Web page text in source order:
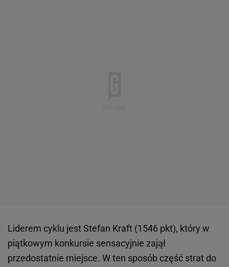
Liderem cyklu jest Stefan Kraft (1546 pkt), który w
piątkowym konkursie sensacyjnie zajął
przedostatnie miejsce. W ten sposób część strat do